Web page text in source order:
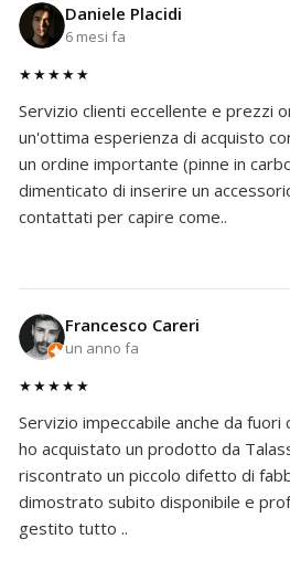
Daniele Placidi
6 mesi fa
★★★★★
Servizio clienti eccellente e prezzi
un'ottima esperienza di acquisto
un ordine importante (pinne in
dimenticato di inserire un
contattati per capire come..
Francesco Careri
un anno fa
★★★★★
Servizio impeccabile anche da fuori
ho acquistato un prodotto da
riscontrato un piccolo difetto di
dimostrato subito disponibile e
gestito tutto ..